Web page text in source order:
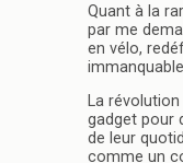
Quant à la
par me
en vélo,
La
gadget pour
de leur
comme un